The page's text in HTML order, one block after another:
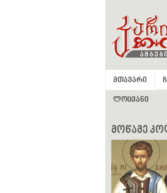
მთავარი
ლოცვანი
მოწამე